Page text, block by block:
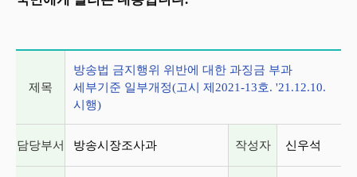
제목
방송법 금지행위 위반에 대한 과징금 부과
세부기준 일부개정(고시 제2021-13호. '21.12.10.
시행)
담당부서 방송시장조사과 작성자 신우석